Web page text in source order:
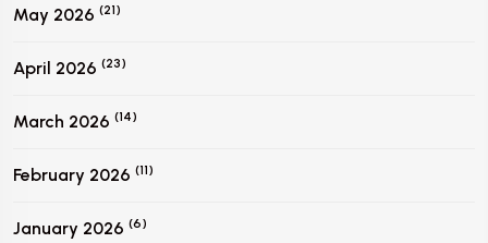
May 2026 (21)
April 2026 (23)
March 2026 (14)
February 2026 (11)
January 2026 (6)